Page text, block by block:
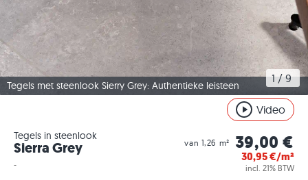
Tegels met steenlook Sierry Grey: Authentieke leisteen
1 / 9
Video
Tegels in steenlook
Sierra Grey
-
van 1,26 m² 39,00 €
30,95€/m²
incl. 21% BTW